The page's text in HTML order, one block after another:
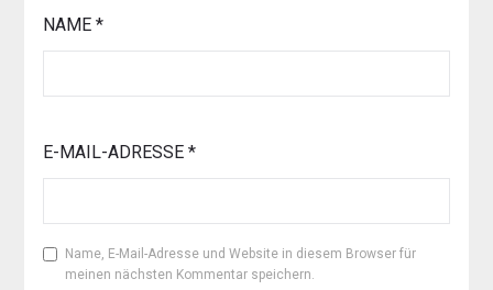
NAME *
E-MAIL-ADRESSE *
Name, E-Mail-Adresse und Website in diesem Browser für
meinen nächsten Kommentar speichern.